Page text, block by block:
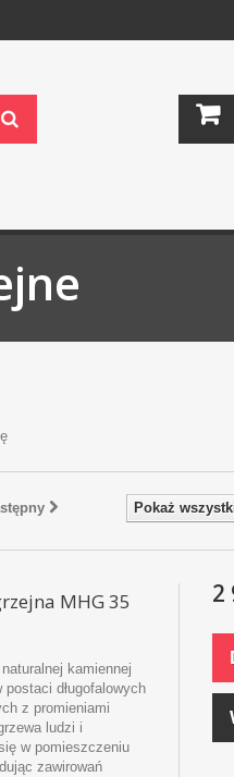
Pokaż
MHG 35
kamiennej
postaci długofalowych
z promieniami
ludzi i
w pomieszczeniu
zawirowań
2